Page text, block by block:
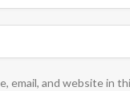
email, and website in